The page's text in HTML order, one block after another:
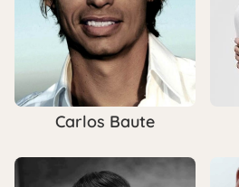
Carlos Baute